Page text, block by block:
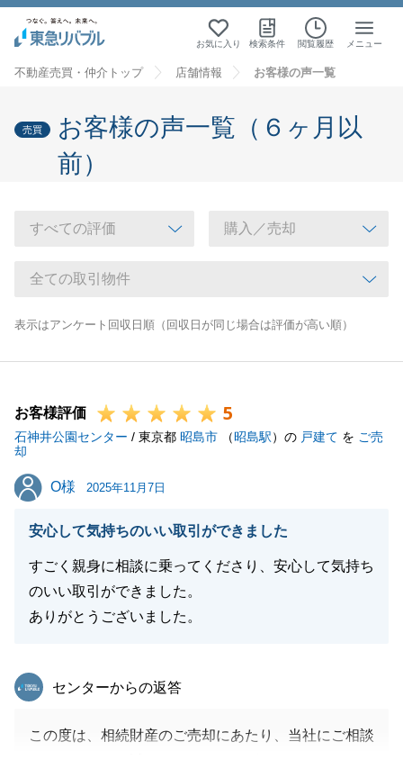
お気に入り 検索条件 閲覧履歴 メニュー
不動産売買・仲介トップ 店舗情報 お客様の声一覧
売買
お客様の声一覧（６ヶ月以
前）
表示はアンケート回収日順（回収日が同じ場合は評価が高い順）
お客様評価 5
石神井公園センター / 東京都 昭島市 （昭島駅）の 戸建て を ご売
却
O様
O様 2025年11月7日
安心して気持ちのいい取引ができました
すごく親身に相談に乗ってくださり、安心して気持ち
のいい取引ができました。
ありがとうございました。
東急リバブル
センターからの返答
この度は、相続財産のご売却にあたり、当社にご相談